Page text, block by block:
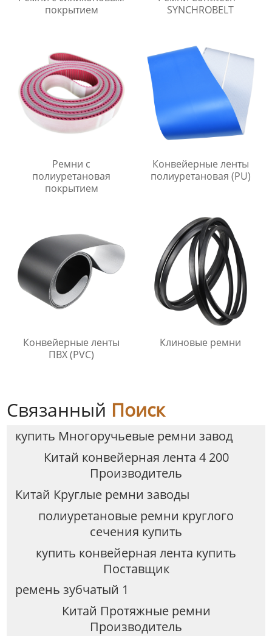
покрытием
SYNCHROBELT
Ремни с
полиуретановая
покрытием
Конвейерные ленты
полиуретановая (PU)
Конвейерные ленты
ПВХ (PVC)
Клиновые ремни
Связанный Поиск
купить Многоручьевые ремни завод
Китай конвейерная лента 4 200
Производитель
Китай Круглые ремни заводы
полиуретановые ремни круглого
сечения купить
купить конвейерная лента купить
Поставщик
ремень зубчатый 1
Китай Протяжные ремни
Производитель